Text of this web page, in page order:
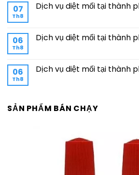
07
Th8
Dịch vụ diệt mối tại thành
06
Th8
Dịch vụ diệt mối tại thành
06
Th8
Dịch vụ diệt mối tại thành
SẢN PHẨM BÁN CHẠY